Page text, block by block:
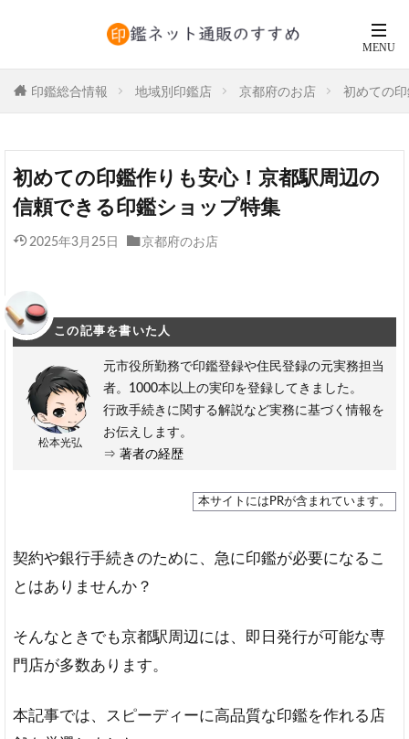
印鑑総合情報 地域別印鑑店 京都府のお店 初めての
初めての印鑑作りも安心！京都駅周辺の
信頼できる印鑑ショップ特集
2025年3月25日 京都府のお店
この記事を書いた人
松本光弘
元市役所勤務で印鑑登録や住民登録の元実務担当
者。1000本以上の実印を登録してきました。
行政手続きに関する解説など実務に基づく情報を
お伝えします。
⇒ 著者の経歴
本サイトにはPRが含まれています。
契約や銀行手続きのために、急に印鑑が必要になるこ
とはありませんか？
そんなときでも京都駅周辺には、即日発行が可能な専
門店が多数あります。
本記事では、スピーディーに高品質な印鑑を作れる店